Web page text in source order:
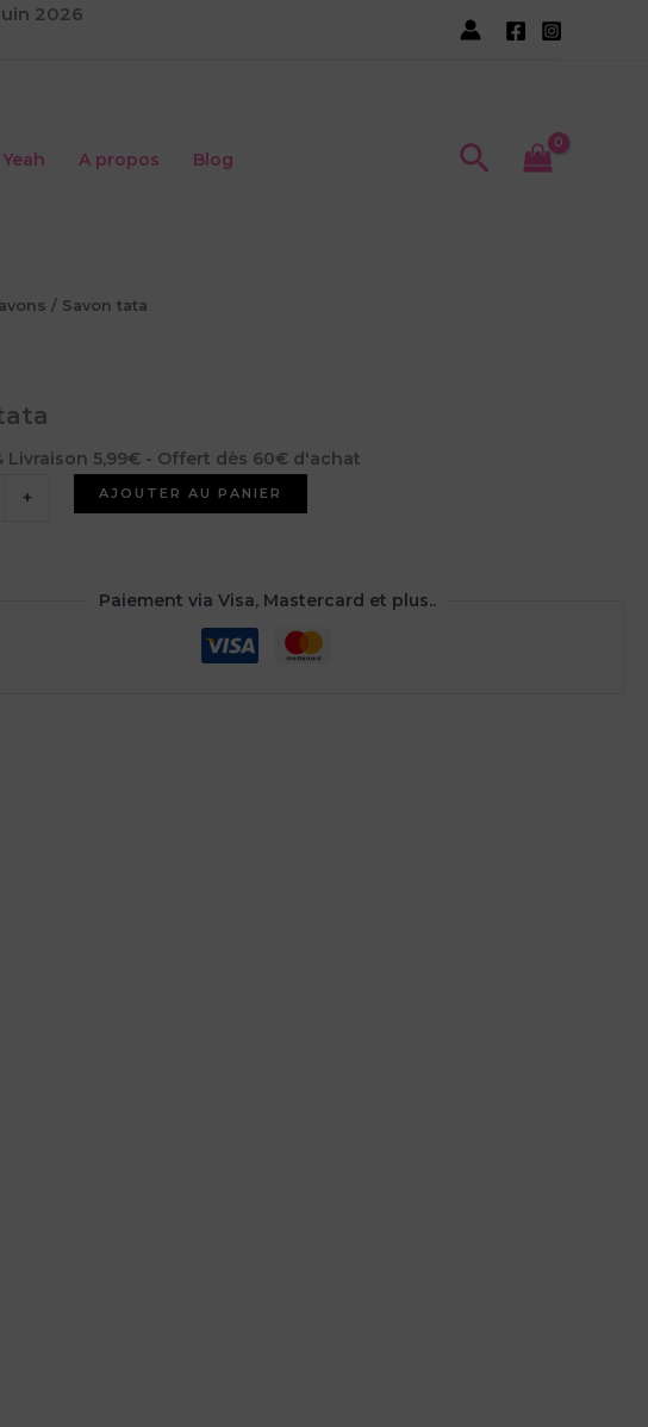
2026
A propos Blog
/ Savon tata
Livraison 5,99€ - Offert dès 60€ d'achat
+ AJOUTER AU PANIER
Paiement via Visa, Mastercard et plus..